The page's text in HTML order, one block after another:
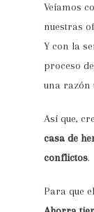
Veíamos
nuestras
Y con la
proceso
una razón
Así que,
casa de
conflictos.
Para que